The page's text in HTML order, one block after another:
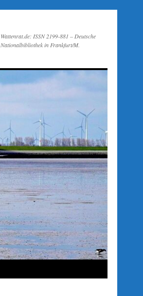
Wattenrat.de: ISSN 2199-881 – Deutsche
Nationalbibliothek in Frankfurt/M.